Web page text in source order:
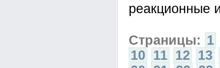
реакционные
Страницы: 1
10 11 12 13